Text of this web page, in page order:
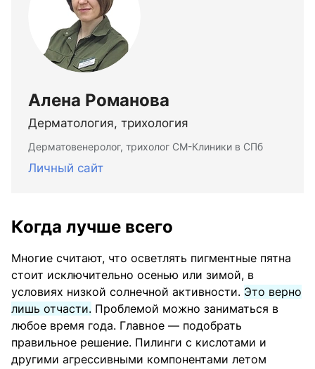
Алена Романова
Дерматология, трихология
Дерматовенеролог, трихолог СМ-Клиники в СПб
Личный сайт
Когда лучше всего
Многие считают, что осветлять пигментные пятна
стоит исключительно осенью или зимой, в
условиях низкой солнечной активности. Это верно
лишь отчасти. Проблемой можно заниматься в
любое время года. Главное — подобрать
правильное решение. Пилинги с кислотами и
другими агрессивными компонентами летом